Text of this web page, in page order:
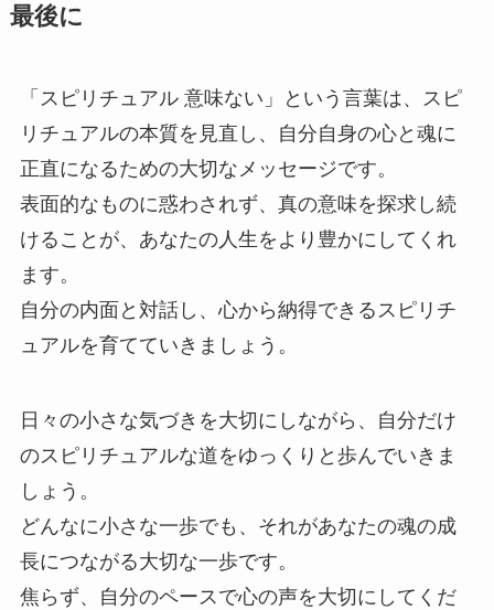
最後に
「スピリチュアル 意味ない」という言葉は、スピ
リチュアルの本質を見直し、自分自身の心と魂に
正直になるための大切なメッセージです。
表面的なものに惑わされず、真の意味を探求し続
けることが、あなたの人生をより豊かにしてくれ
ます。
自分の内面と対話し、心から納得できるスピリチ
ュアルを育てていきましょう。
日々の小さな気づきを大切にしながら、自分だけ
のスピリチュアルな道をゆっくりと歩んでいきま
しょう。
どんなに小さな一歩でも、それがあなたの魂の成
長につながる大切な一歩です。
焦らず、自分のペースで心の声を大切にしてくだ